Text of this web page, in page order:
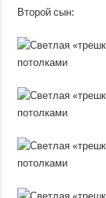
Второй сын: